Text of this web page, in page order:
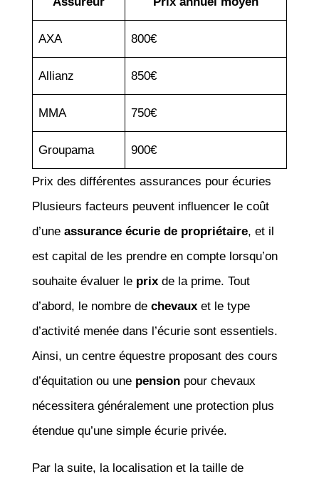
AXA 800€
Allianz 850€
MMA 750€
Groupama 900€
Prix des différentes assurances pour écuries
Plusieurs facteurs peuvent influencer le coût
d’une assurance écurie de propriétaire, et il
est capital de les prendre en compte lorsqu’on
souhaite évaluer le prixde la prime. Tout
d’abord, le nombre de chevauxet le type
d’activité menée dans l’écurie sont essentiels.
Ainsi, un centre équestre proposant des cours
d’équitation ou une pensionpour chevaux
nécessitera généralement une protection plus
étendue qu’une simple écurie privée.
Par la suite, la localisation et la taille de